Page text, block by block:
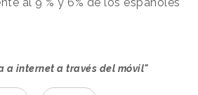
a internet a través del móvil"